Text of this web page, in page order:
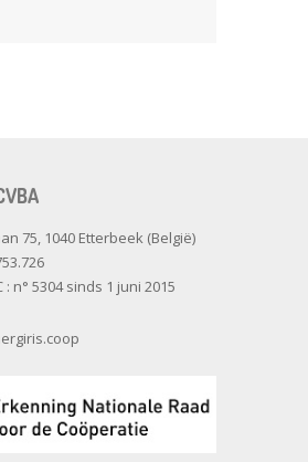
75, 1040 Etterbeek (België)
: n° 5304 sinds 1 juni 2015